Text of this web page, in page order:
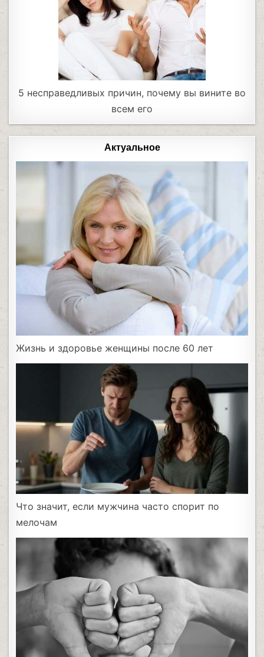
5 несправедливых причин, почему вы вините во
всем его
Актуальное
Жизнь и здоровье женщины после 60 лет
Что значит, если мужчина часто спорит по
мелочам